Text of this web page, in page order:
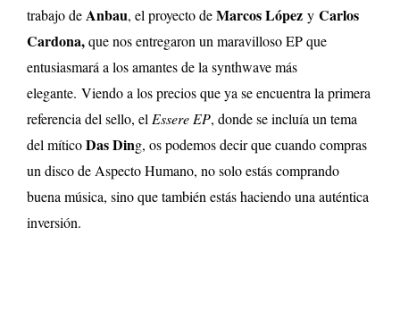
trabajo deAnbau, el proyecto deMarcos López y Carlos
Cardona,que nos entregaron un maravilloso EP que
entusiasmará a los amantes de la synthwave más
elegante. Viendo a los precios que ya se encuentra la primera
referencia del sello, el Essere EP, donde se incluía un tema
del míticoDas Ding, os podemos decir que cuando compras
un disco de Aspecto Humano, no solo estás comprando
buena música, sino que también estás haciendo una auténtica
inversión.